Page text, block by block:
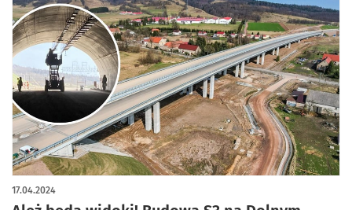
17.04.2024
artykuł z galerią zdjęć